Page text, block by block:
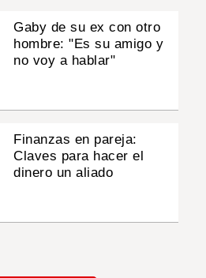
Gaby de su ex con otro
hombre: "Es su amigo y
no voy a hablar"
Finanzas en pareja:
Claves para hacer el
dinero un aliado